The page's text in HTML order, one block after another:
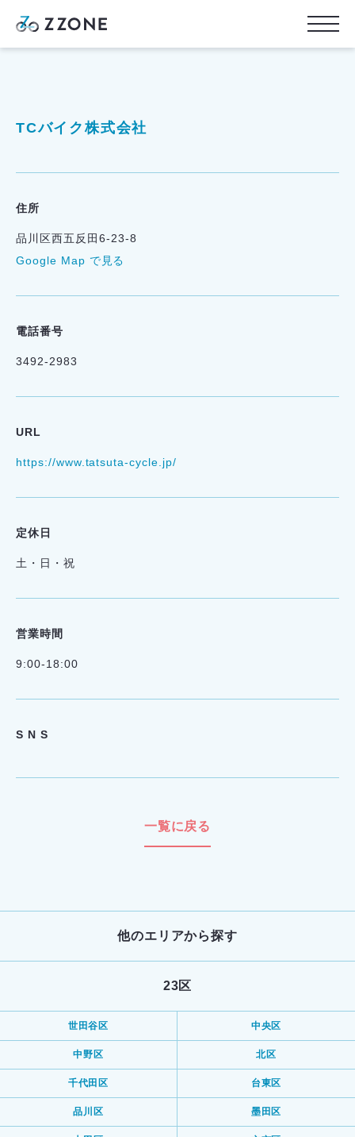
TCバイク株式会社
住所
品川区西五反田6-23-8
Google Map で見る
電話番号
3492-2983
URL
https://www.tatsuta-cycle.jp/
定休日
土・日・祝
営業時間
9:00-18:00
S N S
一覧に戻る
他のエリアから探す
23区
世田谷区 中央区
中野区 北区
千代田区 台東区
品川区 墨田区